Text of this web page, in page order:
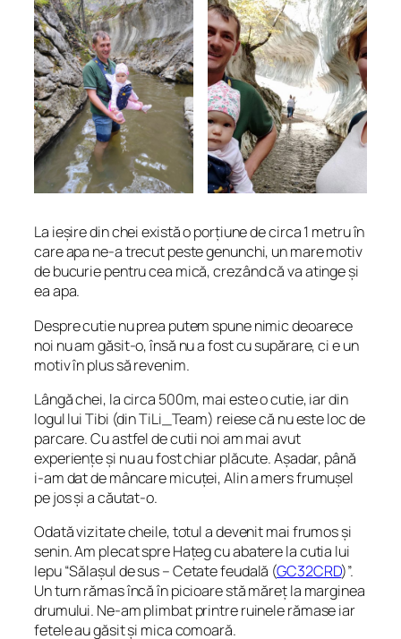
La ieșire din chei există o porțiune de circa 1 metru în
care apa ne-a trecut peste genunchi, un mare motiv
de bucurie pentru cea mică, crezând că va atinge și
ea apa.
Despre cutie nu prea putem spune nimic deoarece
noi nu am găsit-o, însă nu a fost cu supărare, ci e un
motiv în plus să revenim.
Lângă chei, la circa 500m, mai este o cutie, iar din
logul lui Tibi (din TiLi_Team) reiese că nu este loc de
parcare. Cu astfel de cutii noi am mai avut
experiențe și nu au fost chiar plăcute. Așadar, până
i-am dat de mâncare micuței, Alin a mers frumușel
pe jos și a căutat-o.
Odată vizitate cheile, totul a devenit mai frumos și
senin. Am plecat spre Hațeg cu abatere la cutia lui
Iepu “Sălașul de sus – Cetate feudală (GC32CRD)”.
Un turn rămas încă în picioare stă măreț la marginea
drumului. Ne-am plimbat printre ruinele rămase iar
fetele au găsit și mica comoară.